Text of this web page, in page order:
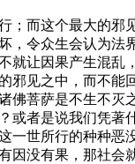
而这个最大的邪
令众生会认为法
让因果产生混
见之中，而不能
菩萨是不生不灭
者是说我们凭著
世所行的种种
没有果，那社